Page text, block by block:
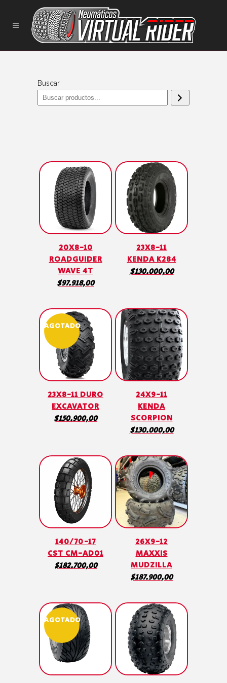
Buscar
20X8-10
ROADGUIDER
WAVE 4T
$97.918,00
23X8-11
KENDA K284
$130.000,00
AGOTADO
23X8-11 DURO
EXCAVATOR
$150.900,00
24X9-11
KENDA
SCORPION
$130.000,00
140/70-17
CST CM-AD01
$182.700,00
26X9-12
MAXXIS
MUDZILLA
$187.900,00
AGOTADO